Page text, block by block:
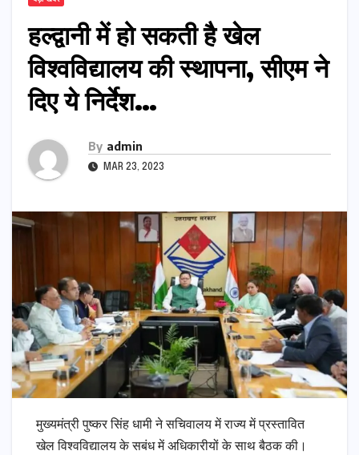
हल्द्वानी में हो सकती है खेल
विश्वविद्यालय की स्थापना, सीएम ने
दिए ये निर्देश…
By admin
MAR 23, 2023
मुख्यमंत्री पुष्कर सिंह धामी ने सचिवालय में राज्य में प्रस्तावित
खेल विश्वविद्यालय के सबंध में अधिकारीयों के साथ बैठक की।